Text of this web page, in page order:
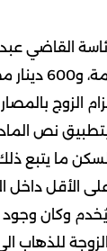
ما
الأقل داخل
يُخدم وكان
للذهاب